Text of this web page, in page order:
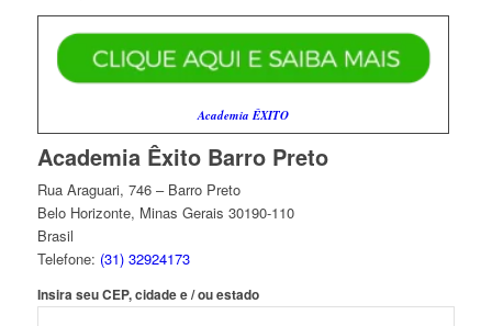
Academia ÊXITO
Academia Êxito Barro Preto
Rua Araguari, 746 – Barro Preto
Belo Horizonte, Minas Gerais 30190-110
Brasil
Telefone: (31) 32924173
Insira seu CEP, cidade e / ou estado